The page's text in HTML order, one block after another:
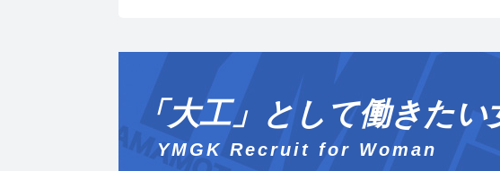
「大工」として働きたい
YMGK Recruit for Woman